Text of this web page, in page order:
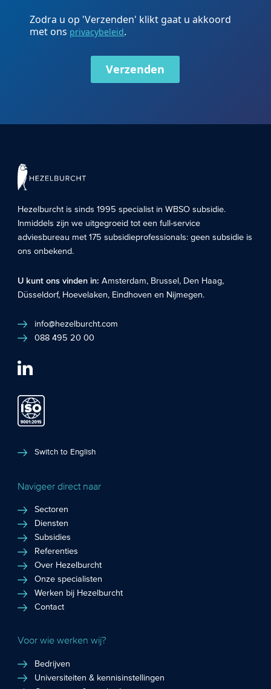
Zodra u op 'Verzenden' klikt gaat u akkoord
met ons privacybeleid.
Verzenden
Hezelburcht is sinds 1995 specialist inWBSO subsidie.
Inmiddels zijn we uitgegroeid tot een full-service
adviesbureau met 175 subsidieprofessionals: geen subsidie is
ons onbekend.
U kunt ons vinden in:Amsterdam, Brussel, Den Haag,
Düsseldorf, Hoevelaken, Eindhoven en Nijmegen.
info@hezelburcht.com
088 495 20 00
Switch to English
Navigeer direct naar
Sectoren
Diensten
Subsidies
Referenties
Over Hezelburcht
Onze specialisten
Werken bij Hezelburcht
Contact
Voor wie werken wij?
Bedrijven
Universiteiten & kennisinstellingen